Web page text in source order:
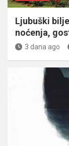
Ljubuški
noćenja,
3 dana ago